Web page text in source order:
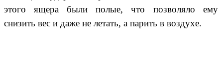
этого ящера были полые, что позволяло ему
снизить вес и даже не летать, а парить в воздухе.